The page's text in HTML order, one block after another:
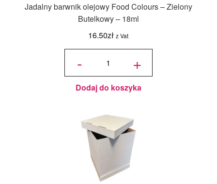
Jadalny barwnik olejowy Food Colours – Zielony
Butelkowy – 18ml
16.50zł z Vat
-
ilość
olejowy
Food
Colours -
Zielony
Butelkowy
+
Dodaj do koszyka